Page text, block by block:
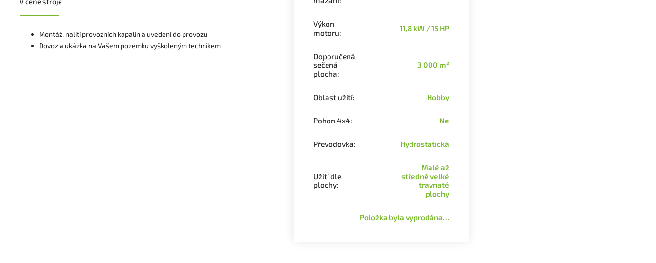
Montáž, nalití provozních kapalin a uvedení do provozu
Dovoz a ukázka na Vašem pozemku vyškoleným technikem
Výkon
motoru: 11,8 kW / 15 HP
Doporučená
sečená
plocha:
3 000 m²
Oblast užití: Hobby
Pohon 4x4: Ne
Převodovka: Hydrostatická
Užití dle
plochy:
Malé až
středně velké
travnaté
plochy
Položka byla vyprodána…